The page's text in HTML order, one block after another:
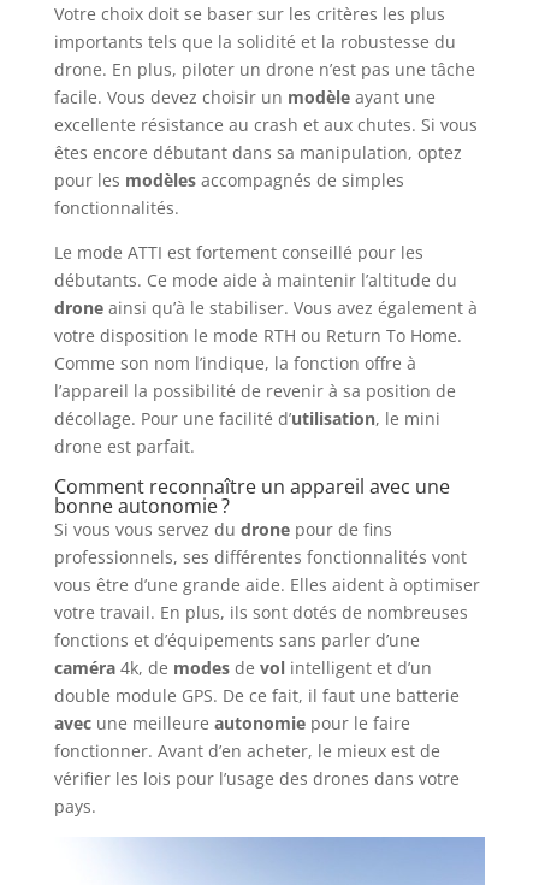
Votre choix doit se baser sur les critères les plus
importants tels que la solidité et la robustesse du
drone. En plus, piloter un drone n’est pas une tâche
facile. Vous devez choisir un modèle ayant une
excellente résistance au crash et aux chutes. Si vous
êtes encore débutant dans sa manipulation, optez
pour les modèles accompagnés de simples
fonctionnalités.
Le mode ATTI est fortement conseillé pour les
débutants. Ce mode aide à maintenir l’altitude du
drone ainsi qu’à le stabiliser. Vous avez également à
votre disposition le mode RTH ou Return To Home.
Comme son nom l’indique, la fonction offre à
l’appareil la possibilité de revenir à sa position de
décollage. Pour une facilité d’utilisation, le mini
drone est parfait.
Comment reconnaître un appareil avec une
bonne autonomie ?
Si vous vous servez du dronepour de fins
professionnels, ses différentes fonctionnalités vont
vous être d’une grande aide. Elles aident à optimiser
votre travail. En plus, ils sont dotés de nombreuses
fonctions et d’équipements sans parler d’une
caméra 4k, de modes de vol intelligent et d’un
double module GPS. De ce fait, il faut une batterie
avec une meilleure autonomie pour le faire
fonctionner. Avant d’en acheter, le mieux est de
vérifier les lois pour l’usage des drones dans votre
pays.